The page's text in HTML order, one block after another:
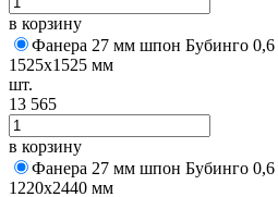
в корзину
Фанера 27 мм шпон Бубинго
1525х1525 мм
шт.
13 565
в корзину
Фанера 27 мм шпон Бубинго 0,6
1220х2440 мм